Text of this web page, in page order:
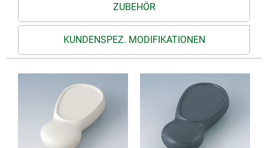
ZUBEHÖR
KUNDENSPEZ. MODIFIKATIONEN